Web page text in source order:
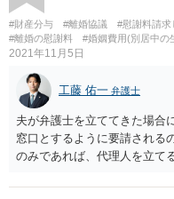
#財産分与 #離婚協議 #慰謝料請求
#離婚の慰謝料
#婚姻費用(別居中の
2021年11月5日
工藤 佑一 弁護士
夫が弁護士を立ててきた場合
窓口とするように要請される
のみであれば、代理人を立て
姻費用についてもまとまって